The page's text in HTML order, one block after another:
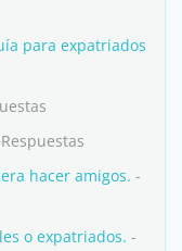
para expatriados
hacer amigos. -
o expatriados. -